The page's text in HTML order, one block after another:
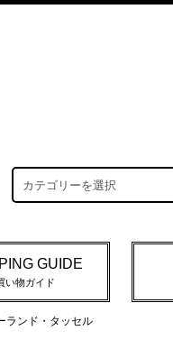
GUIDE
い物ガイド
ランド・タッセル